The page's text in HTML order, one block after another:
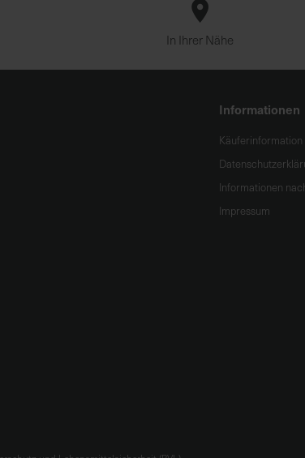
In Ihrer Nähe
Informationen
Informationen
Impressum